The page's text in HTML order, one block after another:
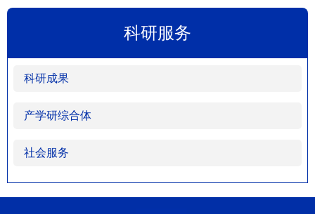
科研服务
科研成果
产学研综合体
社会服务